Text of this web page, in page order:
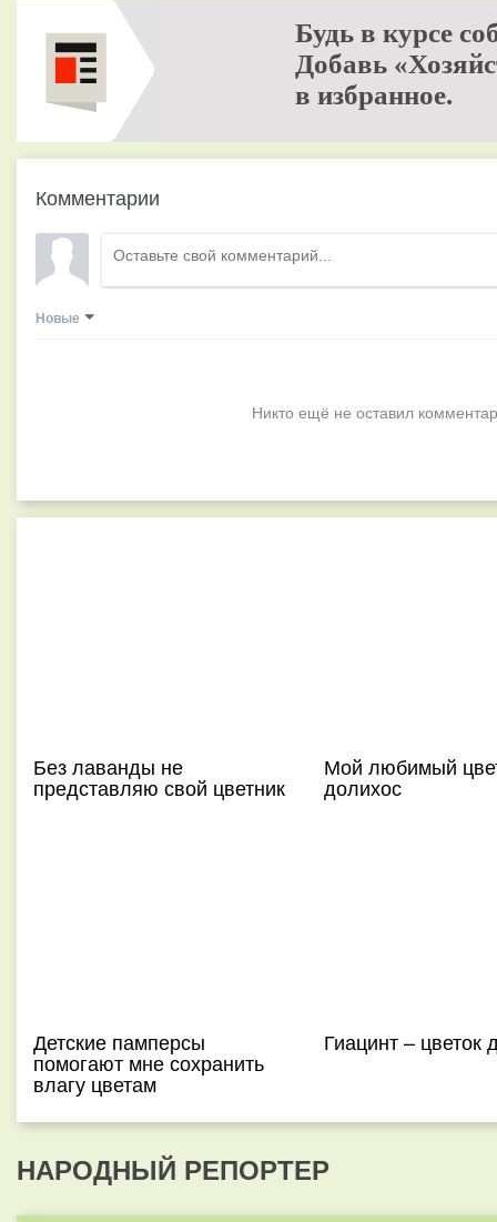
Будь в курсе
Добавь
в избранное.
Комментарии
Новые
Никто ещё не оставил
Без лаванды не
представляю свой цветник
Мой любимый
долихос
Детские памперсы
помогают мне сохранить
влагу цветам
Гиацинт – цветок
НАРОДНЫЙ РЕПОРТЕР